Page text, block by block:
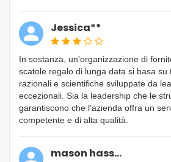
Jessica**
In sostanza, un'organizzazione di
scatole regalo di lunga data si basa su
razionali e scientifiche sviluppate da
eccezionali. Sia la leadership che le
garantiscono che l'azienda offra un
competente e di alta qualità.
mason hass...